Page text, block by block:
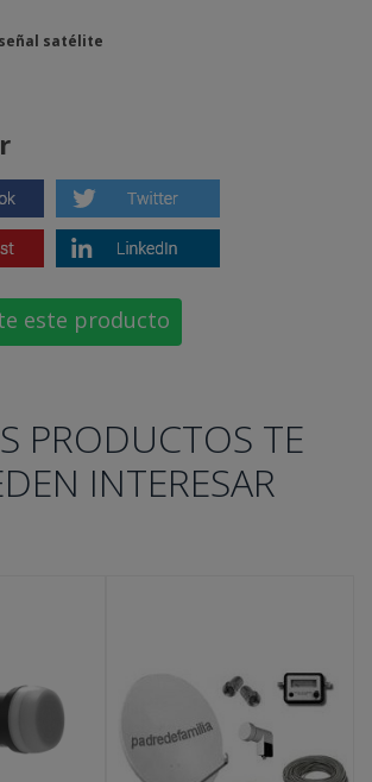
satélite
este producto
PRODUCTOS TE
INTERESAR